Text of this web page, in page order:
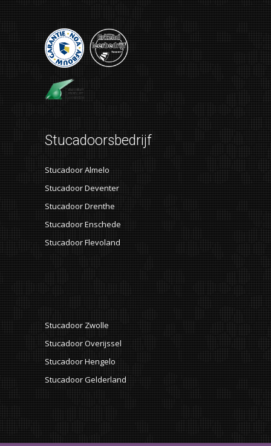
Stucadoorsbedrijf
Stucadoor Almelo
Stucadoor Deventer
Stucadoor Drenthe
Stucadoor Enschede
Stucadoor Flevoland
Stucadoor Zwolle
Stucadoor Overijssel
Stucadoor Hengelo
Stucadoor Gelderland